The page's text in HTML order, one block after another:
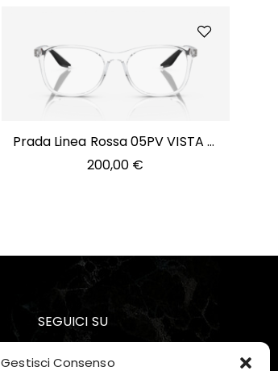
Gestisci Consenso
Prada Linea Rossa 05PV VISTA —
2AZ1O1
200,00 €
SEGUICI SU